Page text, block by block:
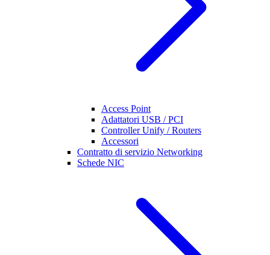
Access Point
Adattatori USB / PCI
Controller Unify / Routers
Accessori
Contratto di servizio Networking
Schede NIC